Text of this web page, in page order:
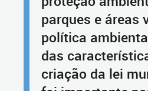
parques e áreas
política
das
criação da lei